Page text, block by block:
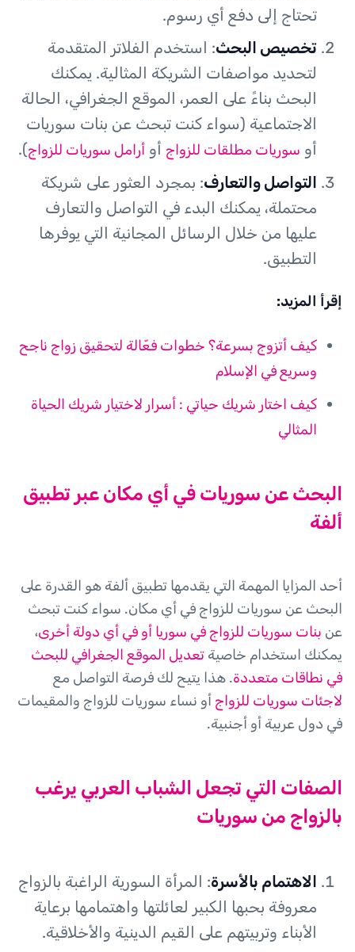
تحتاج إلى دفع أي رسوم.
تخصيص البحث: استخدم الفلاتر المتقدمة
لتحديد مواصفات الشريكة المثالية. يمكنك
البحث بناءً على العمر، الموقع الجغرافي، الحالة
الاجتماعية (سواء كنت تبحث عن بنات سوريات
أو سوريات مطلقات للزواج أو أرامل سوريات للزواج).
التواصل والتعارف: بمجرد العثور على شريكة
محتملة، يمكنك البدء في التواصل والتعارف
عليها من خلال الرسائل المجانية التي يوفرها
التطبيق.
إقرأ المزيد:
كيف أتزوج بسرعة؟ خطوات فعّالة لتحقيق زواج ناجح
وسريع في الإسلام
كيف اختار شريك حياتي : أسرار لاختيار شريك الحياة
المثالي
البحث عن سوريات في أي مكان عبر تطبيق
ألفة
أحد المزايا المهمة التي يقدمها تطبيق ألفة هو القدرة على
البحث عن سوريات للزواج في أي مكان. سواء كنت تبحث
عن بنات سوريات للزواج في سوريا أو في أي دولة أخرى،
يمكنك استخدام خاصية تعديل الموقع الجغرافي للبحث
في نطاقات متعددة. هذا يتيح لك فرصة التواصل مع
لاجئات سوريات للزواج أو نساء سوريات للزواج والمقيمات
في دول عربية أو أجنبية.
الصفات التي تجعل الشباب العربي يرغب
بالزواج من سوريات
الاهتمام بالأسرة: المرأة السورية الراغبة بالزواج
معروفة بحبها الكبير لعائلتها واهتمامها برعاية
الأبناء وتربيتهم على القيم الدينية والأخلاقية.